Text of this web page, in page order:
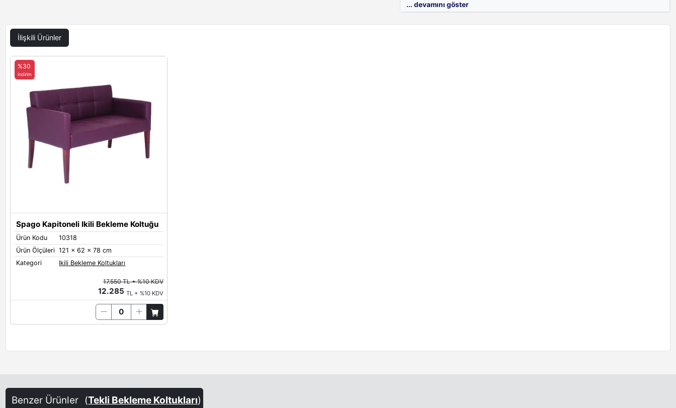
... devamını göster
İlişkili Ürünler
Spago Kapitoneli Ikili Bekleme Koltuğu
Ürün Kodu
10318
Ürün Ölçüleri 121 x 62 x 78 cm
Kategori
Ikili Bekleme Koltukları
%30
indirim
17.550 TL + %10 KDV
12.285 TL + %10 KDV
Benzer Ürünler (Tekli Bekleme Koltukları)